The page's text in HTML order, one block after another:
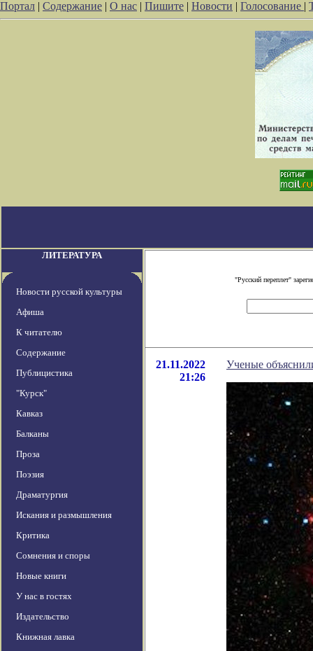
Портал | Содержание | О нас | Пишите | Новости | Голосование |
ЛИТЕРАТУРА
Новости русской культуры
Афиша
К читателю
Содержание
Публицистика
"Курск"
Кавказ
Балканы
Проза
Поэзия
Драматургия
Искания и размышления
Критика
Сомнения и споры
Новые книги
У нас в гостях
Издательство
Книжная лавка
"Русский переплет"
21.11.2022
21:26
Ученые